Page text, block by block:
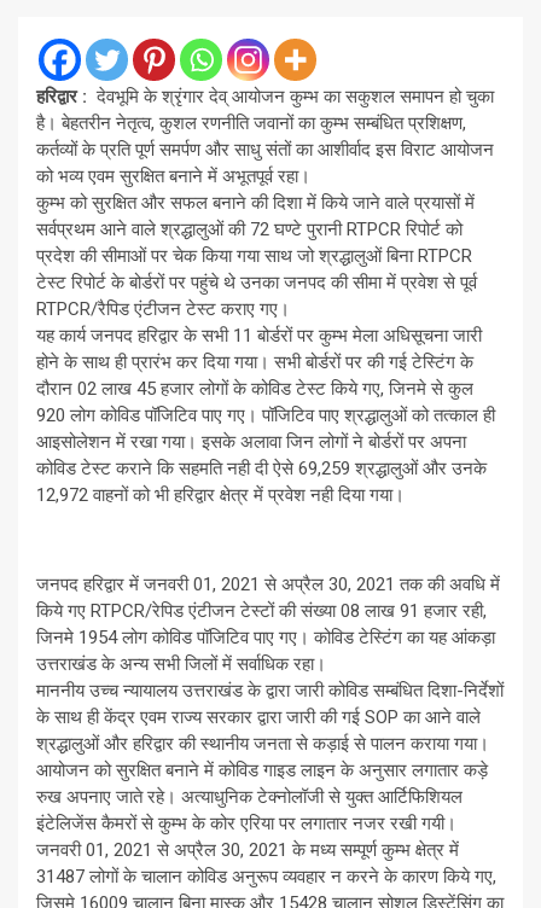
हरिद्वार : देवभूमि के श्रृंगार देव् आयोजन कुम्भ का सकुशल समापन हो चुका
है। बेहतरीन नेतृत्व, कुशल रणनीति जवानों का कुम्भ सम्बंधित प्रशिक्षण,
कर्तव्यों के प्रति पूर्ण समर्पण और साधु संतों का आशीर्वाद इस विराट आयोजन
को भव्य एवम सुरक्षित बनाने में अभूतपूर्व रहा।
कुम्भ को सुरक्षित और सफल बनाने की दिशा में किये जाने वाले प्रयासों में
सर्वप्रथम आने वाले श्रद्धालुओं की 72 घण्टे पुरानी RTPCR रिपोर्ट को
प्रदेश की सीमाओं पर चेक किया गया साथ जो श्रद्धालुओं बिना RTPCR
टेस्ट रिपोर्ट के बोर्डरों पर पहुंचे थे उनका जनपद की सीमा में प्रवेश से पूर्व
RTPCR/रैपिड एंटीजन टेस्ट कराए गए।
यह कार्य जनपद हरिद्वार के सभी 11 बोर्डरों पर कुम्भ मेला अधिसूचना जारी
होने के साथ ही प्रारंभ कर दिया गया। सभी बोर्डरों पर की गई टेस्टिंग के
दौरान 02 लाख 45 हजार लोगों के कोविड टेस्ट किये गए, जिनमे से कुल
920 लोग कोविड पॉजिटिव पाए गए। पॉजिटिव पाए श्रद्धालुओं को तत्काल ही
आइसोलेशन में रखा गया। इसके अलावा जिन लोगों ने बोर्डरों पर अपना
कोविड टेस्ट कराने कि सहमति नही दी ऐसे 69,259 श्रद्धालुओं और उनके
12,972 वाहनों को भी हरिद्वार क्षेत्र में प्रवेश नही दिया गया।
जनपद हरिद्वार में जनवरी 01, 2021 से अप्रैल 30, 2021 तक की अवधि में
किये गए RTPCR/रेपिड एंटीजन टेस्टों की संख्या 08 लाख 91 हजार रही,
जिनमे 1954 लोग कोविड पॉजिटिव पाए गए। कोविड टेस्टिंग का यह आंकड़ा
उत्तराखंड के अन्य सभी जिलों में सर्वाधिक रहा।
माननीय उच्च न्यायालय उत्तराखंड के द्वारा जारी कोविड सम्बंधित दिशा-निर्देशों
के साथ ही केंद्र एवम राज्य सरकार द्वारा जारी की गई SOP का आने वाले
श्रद्धालुओं और हरिद्वार की स्थानीय जनता से कड़ाई से पालन कराया गया।
आयोजन को सुरक्षित बनाने में कोविड गाइड लाइन के अनुसार लगातार कड़े
रुख अपनाए जाते रहे। अत्याधुनिक टेक्नोलॉजी से युक्त आर्टिफिशियल
इंटेलिजेंस कैमरों से कुम्भ के कोर एरिया पर लगातार नजर रखी गयी।
जनवरी 01, 2021 से अप्रैल 30, 2021 के मध्य सम्पूर्ण कुम्भ क्षेत्र में
31487 लोगों के चालान कोविड अनुरूप व्यवहार न करने के कारण किये गए,
जिसमे 16009 चालान बिना मास्क और 15428 चालान सोशल डिस्टेंसिंग का